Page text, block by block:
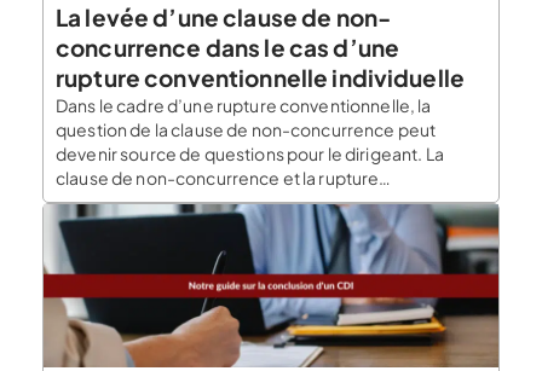
La levée d’une clause de non-
concurrence dans le cas d’une
rupture conventionnelle individuelle
Dans le cadre d’une rupture conventionnelle, la
question de la clause de non-concurrence peut
devenir source de questions pour le dirigeant. La
clause de non-concurrence et la rupture
conventionnelle, explications Pour un dirigeant, la
question de la renonciation à une clause de non-
concurrence se pose essentiellement au moment de
la cessation de la relation de […]